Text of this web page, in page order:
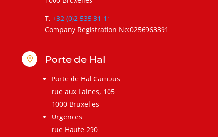
T. +32 (0)2 535 31 11
Company Registration No:0256963391
 Porte de Hal
Porte de Hal Campus
rue aux Laines, 105
1000 Bruxelles
Urgences
rue Haute 290